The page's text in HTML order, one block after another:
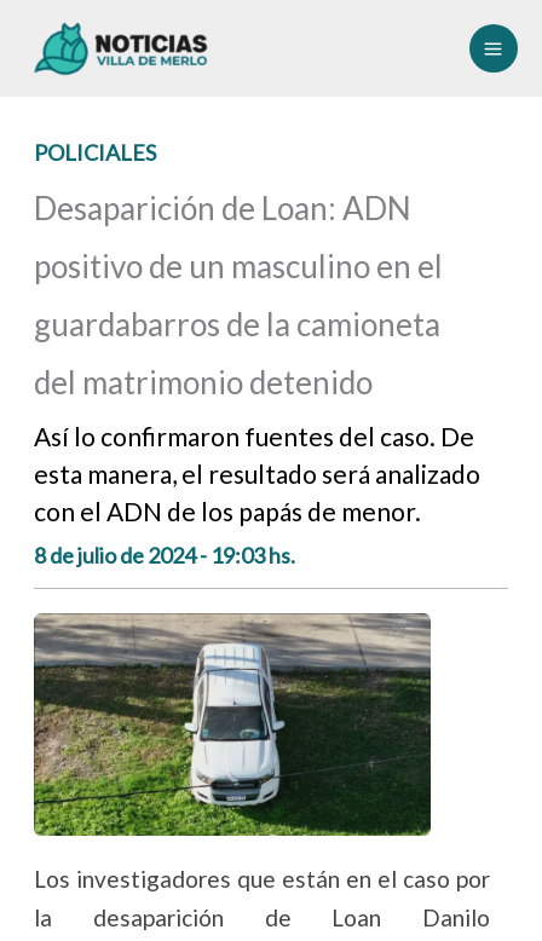
POLICIALES
Desaparición de Loan: ADN
positivo de un masculino en el
guardabarros de la camioneta
del matrimonio detenido
Así lo confirmaron fuentes del caso. De
esta manera, el resultado será analizado
con el ADN de los papás de menor.
8 de julio de 2024 - 19:03 hs.
Los investigadores que están en el caso por
la desaparición de Loan Danilo